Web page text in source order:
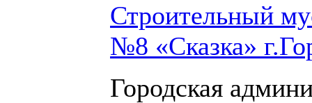
Строительный
№8 «Сказка»
Городская